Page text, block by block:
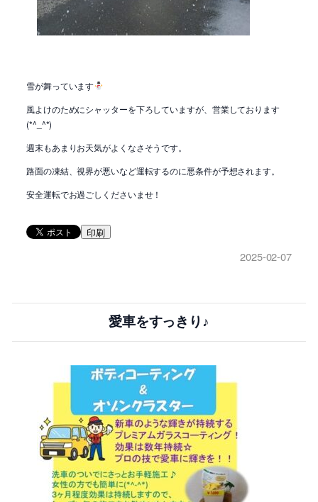
雪が舞っています
風よけのためにシャッターを下ろしていますが、営業しております
(*^_^*)
週末もあまりお天気がよくなさそうです。
路面の凍結、視界が悪いなど運転するのに悪条件が予想されます。
安全運転でお過ごしくださいませ！
印刷
2025-02-07
愛車をすっきり♪